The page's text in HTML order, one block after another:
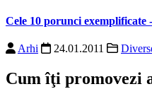
Cele 10 porunci exemplificate
Arhi 24.01.2011
Cum îţi promovezi